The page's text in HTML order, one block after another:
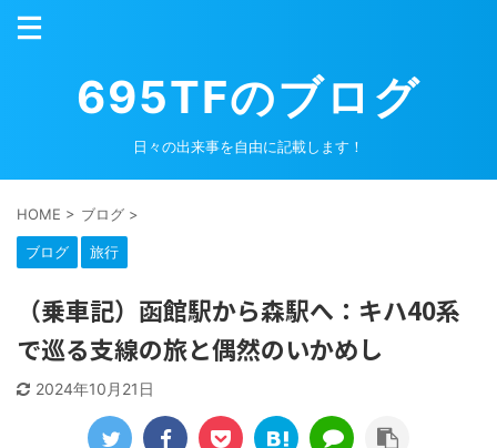
695TFのブログ
日々の出来事を自由に記載します！
HOME > ブログ >
ブログ 旅行
（乗車記）函館駅から森駅へ：キハ40系
で巡る支線の旅と偶然のいかめし
2024年10月21日